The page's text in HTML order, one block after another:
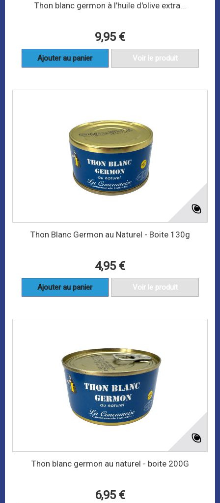
Thon blanc germon à l'huile d'olive extra...
9,95 €
Ajouter au panier Voir le produit
Thon Blanc Germon au Naturel - Boite 130g
4,95 €
Ajouter au panier Voir le produit
Thon blanc germon au naturel - boite 200G
6,95 €